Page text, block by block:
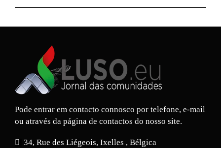
Pode entrar em contacto connosco por telefone, e-mail
ou através da página de contactos do nosso site.
34, Rue des Liégeois, Ixelles , Bélgica